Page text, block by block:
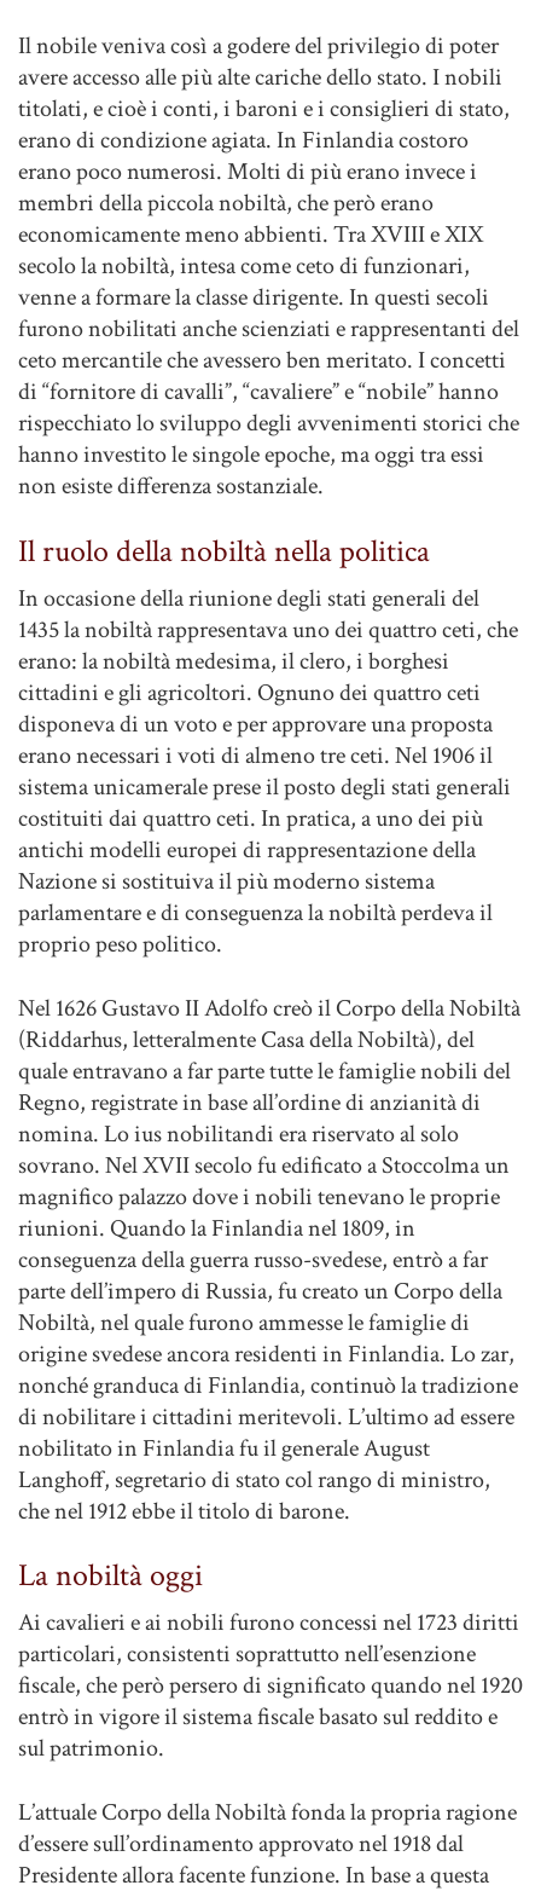
Il nobile veniva così a godere del privilegio di poter
avere accesso alle più alte cariche dello stato. I nobili
titolati, e cioè i conti, i baroni e i consiglieri di stato,
erano di condizione agiata. In Finlandia costoro
erano poco numerosi. Molti di più erano invece i
membri della piccola nobiltà, che però erano
economicamente meno abbienti. Tra XVIII e XIX
secolo la nobiltà, intesa come ceto di funzionari,
venne a formare la classe dirigente. In questi secoli
furono nobilitati anche scienziati e rappresentanti del
ceto mercantile che avessero ben meritato. I concetti
di “fornitore di cavalli”, “cavaliere” e “nobile” hanno
rispecchiato lo sviluppo degli avvenimenti storici che
hanno investito le singole epoche, ma oggi tra essi
non esiste differenza sostanziale.
Il ruolo della nobiltà nella politica
In occasione della riunione degli stati generali del
1435 la nobiltà rappresentava uno dei quattro ceti, che
erano: la nobiltà medesima, il clero, i borghesi
cittadini e gli agricoltori. Ognuno dei quattro ceti
disponeva di un voto e per approvare una proposta
erano necessari i voti di almeno tre ceti. Nel 1906 il
sistema unicamerale prese il posto degli stati generali
costituiti dai quattro ceti. In pratica, a uno dei più
antichi modelli europei di rappresentazione della
Nazione si sostituiva il più moderno sistema
parlamentare e di conseguenza la nobiltà perdeva il
proprio peso politico.
Nel 1626 Gustavo II Adolfo creò il Corpo della Nobiltà
(Riddarhus, letteralmente Casa della Nobiltà), del
quale entravano a far parte tutte le famiglie nobili del
Regno, registrate in base all’ordine di anzianità di
nomina. Lo ius nobilitandi era riservato al solo
sovrano. Nel XVII secolo fu edificato a Stoccolma un
magnifico palazzo dove i nobili tenevano le proprie
riunioni. Quando la Finlandia nel 1809, in
conseguenza della guerra russo-svedese, entrò a far
parte dell’impero di Russia, fu creato un Corpo della
Nobiltà, nel quale furono ammesse le famiglie di
origine svedese ancora residenti in Finlandia. Lo zar,
nonché granduca di Finlandia, continuò la tradizione
di nobilitare i cittadini meritevoli. L’ultimo ad essere
nobilitato in Finlandia fu il generale August
Langhoff, segretario di stato col rango di ministro,
che nel 1912 ebbe il titolo di barone.
La nobiltà oggi
Ai cavalieri e ai nobili furono concessi nel 1723 diritti
particolari, consistenti soprattutto nell’esenzione
fiscale, che però persero di significato quando nel 1920
entrò in vigore il sistema fiscale basato sul reddito e
sul patrimonio.
L’attuale Corpo della Nobiltà fonda la propria ragione
d’essere sull’ordinamento approvato nel 1918 dal
Presidente allora facente funzione. In base a questa